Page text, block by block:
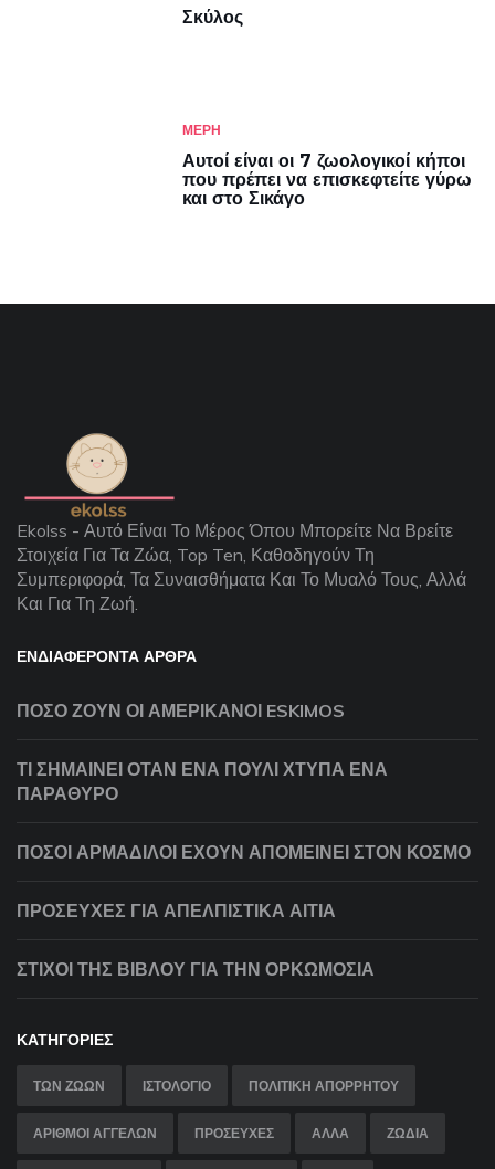
Σκύλος
ΜΈΡΗ
Αυτοί είναι οι 7 ζωολογικοί κήποι
που πρέπει να επισκεφτείτε γύρω
και στο Σικάγο
Ekolss - Αυτό Είναι Το Μέρος Όπου Μπορείτε Να Βρείτε
Στοιχεία Για Τα Ζώα, Top Ten, Καθοδηγούν Τη
Συμπεριφορά, Τα Συναισθήματα Και Το Μυαλό Τους, Αλλά
Και Για Τη Ζωή.
ΕΝΔΙΑΦΈΡΟΝΤΑ ΆΡΘΡΑ
ΠΌΣΟ ΖΟΥΝ ΟΙ ΑΜΕΡΙΚΑΝΟΊ ESKIMOS
ΤΙ ΣΗΜΑΊΝΕΙ ΌΤΑΝ ΈΝΑ ΠΟΥΛΊ ΧΤΥΠΆ ΈΝΑ
ΠΑΡΆΘΥΡΟ
ΠΌΣΟΙ ΑΡΜΑΔΊΛΟΙ ΈΧΟΥΝ ΑΠΟΜΕΊΝΕΙ ΣΤΟΝ ΚΌΣΜΟ
ΠΡΟΣΕΥΧΈΣ ΓΙΑ ΑΠΕΛΠΙΣΤΙΚΆ ΑΊΤΙΑ
ΣΤΊΧΟΙ ΤΗΣ ΒΊΒΛΟΥ ΓΙΑ ΤΗΝ ΟΡΚΩΜΟΣΊΑ
ΚΑΤΗΓΟΡΊΕΣ
ΤΩΝ ΖΏΩΝ ΙΣΤΟΛΌΓΙΟ ΠΟΛΙΤΙΚΉ ΑΠΟΡΡΉΤΟΥ
ΑΡΙΘΜΟΙ ΑΓΓΕΛΩΝ ΠΡΟΣΕΥΧΕΣ ΑΛΛΑ ΖΩΔΙΑ